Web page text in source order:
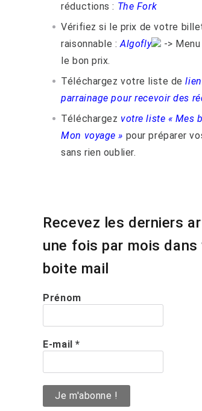
réductions : The Fork
Vérifiez si le prix de votre
raisonnable :Algofly
->
le bon prix.
Téléchargez votre liste de
parrainage pour recevoir des
Téléchargez votre liste « Mes
Mon voyage » pour préparer
sans rien oublier.
Recevez les derniers
une fois par mois dans
boite mail
Prénom
E-mail*